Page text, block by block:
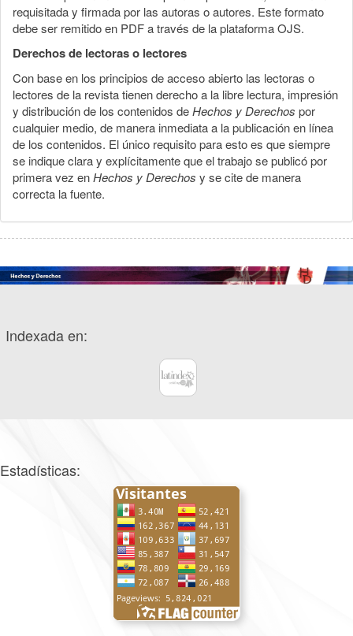
requisitada y firmada por las autoras o autores. Este formato
debe ser remitido en PDF a través de la plataforma OJS.
Derechos de lectoras o lectores
Con base en los principios de acceso abierto las lectoras o
lectores de la revista tienen derecho a la libre lectura, impresión
y distribución de los contenidos deHechos y Derechos por
cualquier medio, de manera inmediata a la publicación en línea
de los contenidos. El único requisito para esto es que siempre
se indique clara y explícitamente que el trabajo se publicó por
primera vez enHechos y Derechos y se cite de manera
correcta la fuente.
Indexada en:
Estadísticas: